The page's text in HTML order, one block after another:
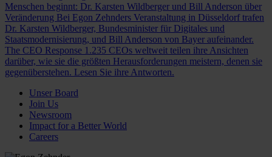
Menschen beginnt: Dr. Karsten Wildberger und Bill Anderson über
Veränderung Bei Egon Zehnders Veranstaltung in Düsseldorf trafen
Dr. Karsten Wildberger, Bundesminister für Digitales und
Staatsmodernisierung, und Bill Anderson von Bayer aufeinander.
The CEO Response 1.235 CEOs weltweit teilen ihre Ansichten
darüber, wie sie die größten Herausforderungen meistern, denen sie
gegenüberstehen. Lesen Sie ihre Antworten.
Unser Board
Join Us
Newsroom
Impact for a Better World
Careers